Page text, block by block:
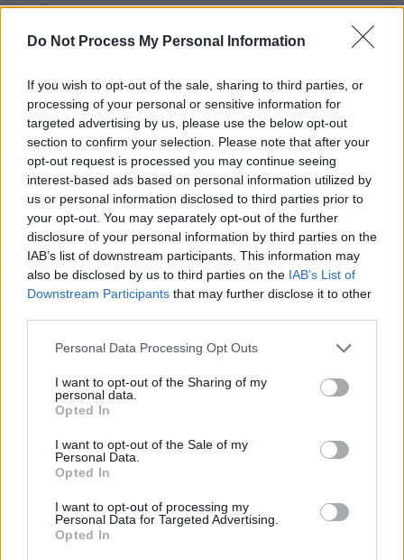
Do Not Process My Personal Information
If you wish to opt-out of the sale, sharing to third parties, or
processing of your personal or sensitive information for
targeted advertising by us, please use the below opt-out
section to confirm your selection. Please note that after your
opt-out request is processed you may continue seeing
interest-based ads based on personal information utilized by
us or personal information disclosed to third parties prior to
your opt-out. You may separately opt-out of the further
disclosure of your personal information by third parties on the
IAB’s list of downstream participants. This information may
also be disclosed by us to third parties on the IAB’s List of
Downstream Participants that may further disclose it to other
Personal Data Processing Opt Outs
I want to opt-out of the Sharing of my
personal data.
Opted In
I want to opt-out of the Sale of my
Personal Data.
Opted In
I want to opt-out of processing my
Personal Data for Targeted Advertising.
Opted In
REPER
SENS
POT (Gavrilă)
PACE (Peia)
Acțiunea Conservatoare (Târziu)
PDF (Lazarus)
PUSL (D. Voiculescu)
PNȚCD (Pavelescu)
PNCR (Terheș)
Partidul Patrioților (Surugiu)
Arhiva sondajelor